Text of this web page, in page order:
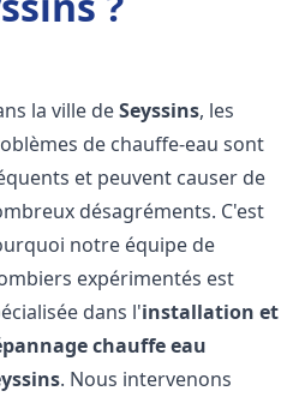
la ville deSeyssins, les
de chauffe-eau sont
et peuvent causer de
désagréments. C'est
notre équipe de
expérimentés est
dans l'installation et
chauffe eau
. Nous intervenons